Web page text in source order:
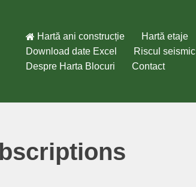
Hartă ani construcție Hartă etaje
Download date Excel
Riscul seismic
Despre Harta Blocuri
Contact